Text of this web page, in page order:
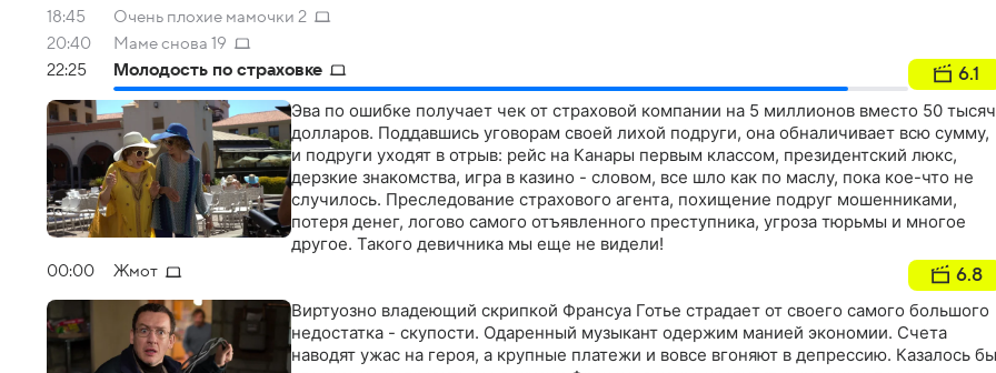
18:45
Очень плохие мамочки 2
20:40
Маме снова 19
22:25
Молодость по страховке 6.1
Эва по ошибке получает чек от страховой компании на 5 миллионов вместо 50 тысяч
долларов. Поддавшись уговорам своей лихой подруги, она обналичивает всю сумму,
и подруги уходят в отрыв: рейс на Канары первым классом, президентский люкс,
дерзкие знакомства, игра в казино - словом, все шло как по маслу, пока кое-что не
случилось. Преследование страхового агента, похищение подруг мошенниками,
потеря денег, логово самого отъявленного преступника, угроза тюрьмы и многое
другое. Такого девичника мы еще не видели!
00:00 Жмот 6.8
Виртуозно владеющий скрипкой Франсуа Готье страдает от своего самого большого
недостатка - скупости. Одаренный музыкант одержим манией экономии. Счета
наводят ужас на героя, а крупные платежи и вовсе вгоняют в депрессию. Казалось